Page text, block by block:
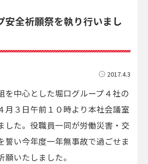
安全祈願祭を執り行いまし
2017.4.3
を中心とした堀口グループ４社の
月３日午前１０時より本社会議室
した。役職員一同が労働災害・交
誓い今年度一年無事故で過ごせま
いたしました。